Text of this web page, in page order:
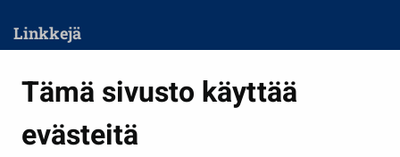
Tämä sivusto käyttää
evästeitä
Linkkejä
Kasvatus ja opetus
Kulttuuri ja liikunta